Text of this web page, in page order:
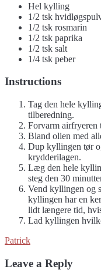
Hel kylling
1/2 tsk
1/2 tsk rosmarin
1/2 tsk paprika
1/2 tsk salt
1/4 tsk peber
Instructions
Tag den hele
tilberedning.
Forvarm airfryeren
Bland olien med
Dup kyllingen tør
krydderilagen.
Læg den hele
steg den 30
Vend kyllingen og
kyllingen har en
lidt længere tid,
Lad kyllingen
Patrick
Leave a Reply